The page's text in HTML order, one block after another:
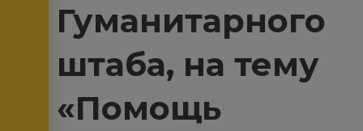
Гуманитарного
штаба, на тему
«Помощь